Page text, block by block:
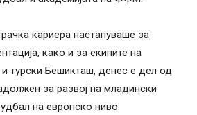
кариера настапуваше за
како и за екипите на
и турски Бешикташ, денес е дел од
за развој на младински
на европско ниво.